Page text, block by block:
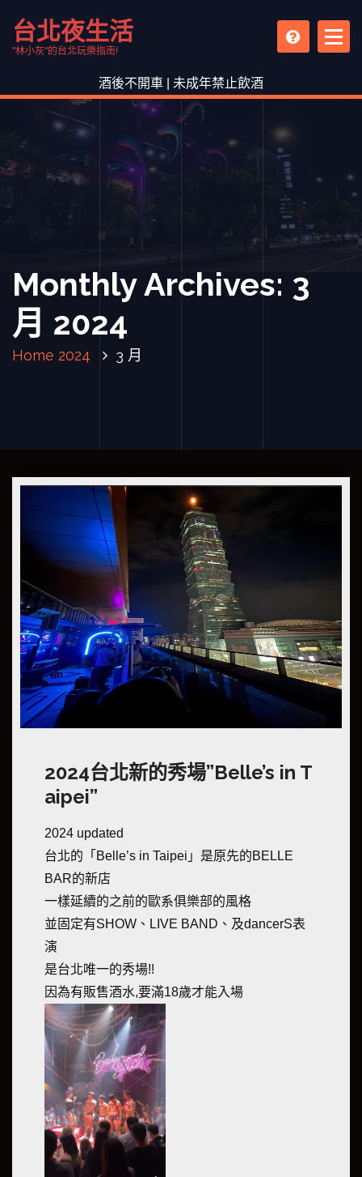
n
n
台北夜生活
"林小灰"的台北玩樂指南!
酒後不開車 | 未成年禁止飲酒
Monthly Archives: 3
月 2024
Home 2024 3 月
2024台北新的秀場”Belle’s in T
aipei”
2024 updated
台北的「Belle’s in Taipei」是原先的BELLE
BAR的新店
一樣延續的之前的歐系俱樂部的風格
並固定有SHOW、LIVE BAND、及dancerS表
演
是台北唯一的秀場!!
因為有販售酒水,要滿18歲才能入場